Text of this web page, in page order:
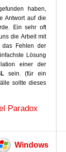
haben,
Antwort auf die
Ein sehr oft
die Arbeit mit
Fehlen der
Lösung
einer der
sein. (für ein
sollte dieses
Paradox
Windows